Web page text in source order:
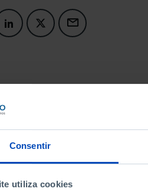
Consentir
utiliza cookies